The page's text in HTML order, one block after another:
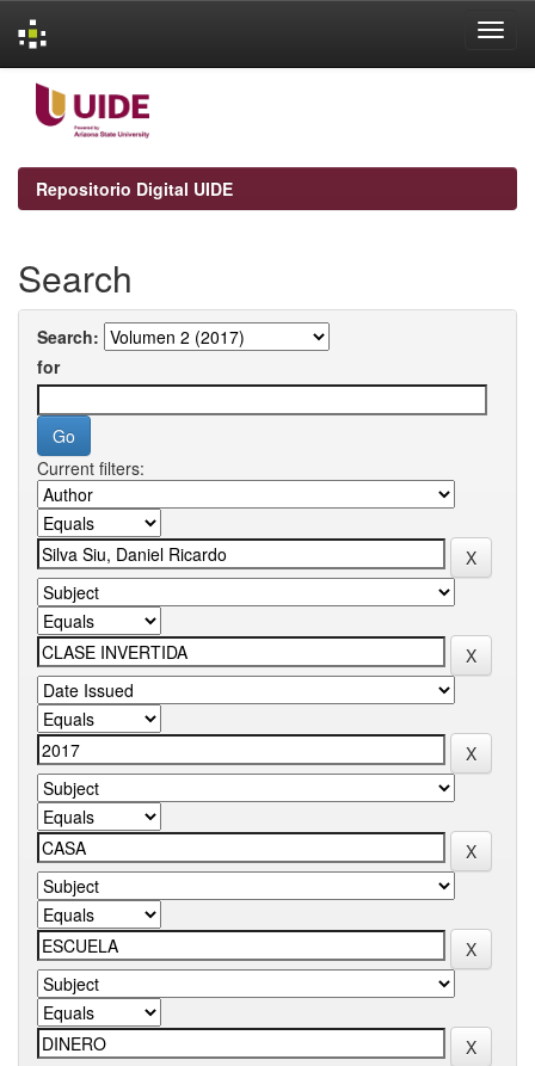
navigation
Repositorio Digital UIDE
Search
Search:
for
Current filters: